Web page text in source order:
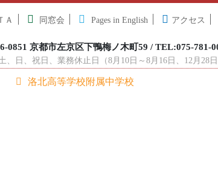
Ａ 同窓会 Pages in English アクセス
0851 京都市左京区下鴨梅ノ木町59 / TEL:075-781-
、日、祝日、業務休止日（8月10日～8月16日、12月28
洛北高等学校附属中学校